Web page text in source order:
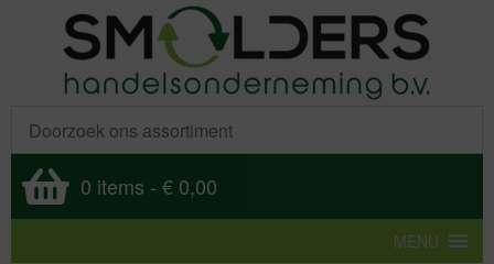
0 items - € 0,00
MENU